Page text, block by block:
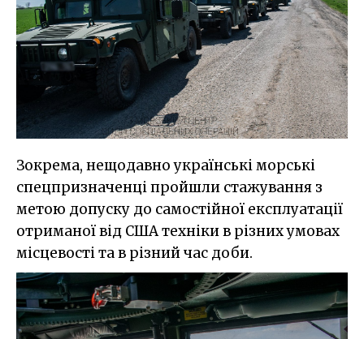
Зокрема, нещодавно українські морські
спецпризначенці пройшли стажування з
метою допуску до самостійної експлуатації
отриманої від США техніки в різних умовах
місцевості та в різний час доби.